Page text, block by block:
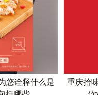
您诠释什么是
重庆拾